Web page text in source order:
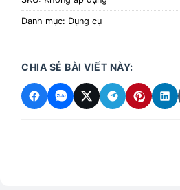
Danh mục: Dụng cụ
CHIA SẺ BÀI VIẾT NÀY: